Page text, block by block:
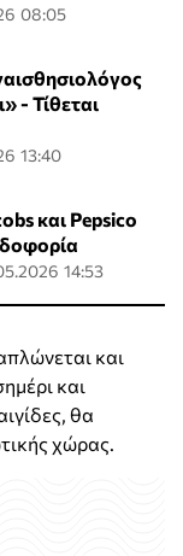
08:05
- Τίθεται
13:40
και Pepsico
14:53
και
και
θα
χώρας.